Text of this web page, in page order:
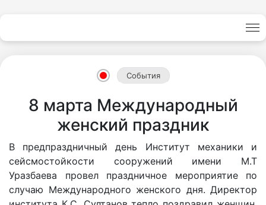
События
8 марта Международный
женский праздник
В предпраздничный день Институт механики и
сейсмостойкости сооружений имени М.Т
Уразбаева провел праздничное мероприятие по
случаю Международного женского дня. Директор